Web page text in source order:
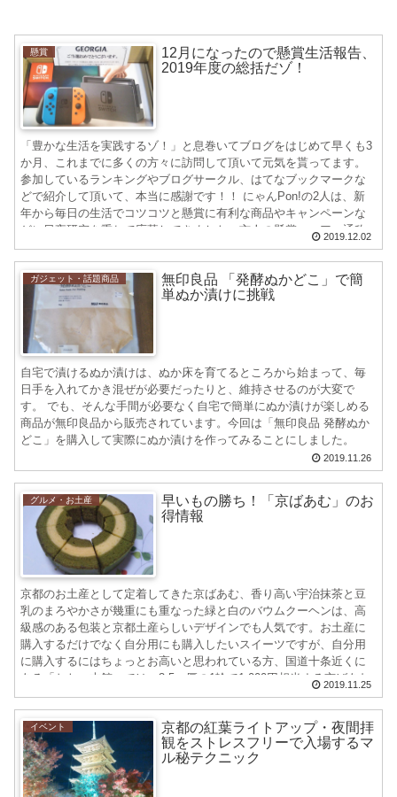
懸賞
12月になったので懸賞生活報告、
2019年度の総括だゾ！
「豊かな生活を実践するゾ！」と息巻いてブログをはじめて早くも3
か月、これまでに多くの方々に訪問して頂いて元気を貰ってます。
参加しているランキングやブログサークル、はてなブックマークな
どで紹介して頂いて、本当に感謝です！！ にゃんPon!の2人は、新
年から毎日の生活でコツコツと懸賞に有利な商品やキャンペーンな
どに日夜研究を重ねて応募してきました。玄人の懸賞マニア、通称
ケーマーのみなさんから比べるとまだまだひよっこの2人ですが、現
在進行形での成果を発表いたします～～！！
2019.12.02
ガジェット・話題商品
無印良品 「発酵ぬかどこ」で簡
単ぬか漬けに挑戦
自宅で漬けるぬか漬けは、ぬか床を育てるところから始まって、毎
日手を入れてかき混ぜが必要だったりと、維持させるのが大変で
す。 でも、そんな手間が必要なく自宅で簡単にぬか漬けが楽しめる
商品が無印良品から販売されています。今回は「無印良品 発酵ぬか
どこ」を購入して実際にぬか漬けを作ってみることにしました。
2019.11.26
グルメ・お土産
早いもの勝ち！「京ばあむ」のお
得情報
京都のお土産として定着してきた京ばあむ、香り高い宇治抹茶と豆
乳のまろやかさが幾重にも重なった緑と白のバウムクーヘンは、高
級感のある包装と京都土産らしいデザインでも人気です。お土産に
購入するだけでなく自分用にも購入したいスイーツですが、自分用
に購入するにはちょっとお高いと思われている方、国道十条近くに
ある「おたべ本館」では、3,5㎝厚の1輪で1,000円相当する京ばあむ
が、お手頃な価格で購入できることをご存知ですか？
2019.11.25
イベント
京都の紅葉ライトアップ・夜間拝
観をストレスフリーで入場するマ
ル秘テクニック